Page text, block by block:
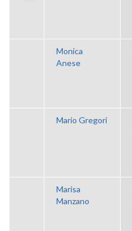
Monica
Anese
Mario Gregori
Marisa
Manzano